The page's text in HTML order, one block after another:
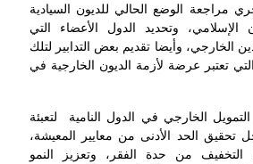
مراجعة الوضع الحالي للديون السيادية
وتحديد الدول الأعضاء التي
وأيضا تقديم بعض التدابير لتلك
تعتبر عرضة لأزمة الديون الخارجية في
الخارجي في الدول النامية لتعبئة
تحقيق الحد الأدنى من معايير المعيشة،
من حدة الفقر، وتعزيز النمو